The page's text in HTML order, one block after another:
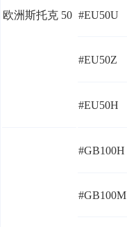
欧洲斯托克 50 #EU50U
#EU50Z
#EU50H
#GB100H
#GB100M